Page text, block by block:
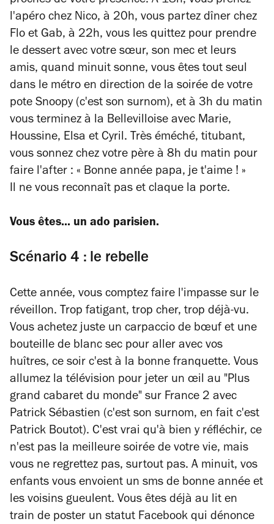
l'apéro chez Nico, à 20h, vous partez dîner chez
Flo et Gab, à 22h, vous les quittez pour prendre
le dessert avec votre sœur, son mec et leurs
amis, quand minuit sonne, vous êtes tout seul
dans le métro en direction de la soirée de votre
pote Snoopy (c'est son surnom), et à 3h du matin
vous terminez à la Bellevilloise avec Marie,
Houssine, Elsa et Cyril. Très éméché, titubant,
vous sonnez chez votre père à 8h du matin pour
faire l'after : « Bonne année papa, je t'aime ! »
Il ne vous reconnaît pas et claque la porte.
Vous êtes... un ado parisien.
Scénario 4 : le rebelle
Cette année, vous comptez faire l'impasse sur le
réveillon. Trop fatigant, trop cher, trop déjà-vu.
Vous achetez juste un carpaccio de bœuf et une
bouteille de blanc sec pour aller avec vos
huîtres, ce soir c'est à la bonne franquette. Vous
allumez la télévision pour jeter un œil au "Plus
grand cabaret du monde" sur France 2 avec
Patrick Sébastien (c'est son surnom, en fait c'est
Patrick Boutot). C'est vrai qu'à bien y réfléchir, ce
n'est pas la meilleure soirée de votre vie, mais
vous ne regrettez pas, surtout pas. A minuit, vos
enfants vous envoient un sms de bonne année et
les voisins gueulent. Vous êtes déjà au lit en
train de poster un statut Facebook qui dénonce